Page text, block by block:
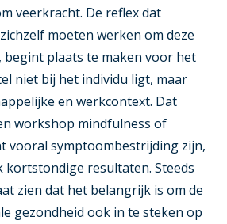
veerkracht. De reflex dat
moeten werken om deze
begint plaats te maken voor het
niet bij het individu ligt, maar
en werkcontext. Dat
workshop mindfulness of
vooral symptoombestrijding zijn,
kortstondige resultaten. Steeds
zien dat het belangrijk is om de
gezondheid ook in te steken op